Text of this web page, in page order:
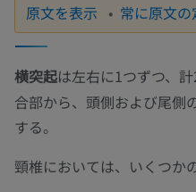
原文を表示 常に原文
横突起は左右に1つずつ、計
合部から、頭側および尾側
する。
頸椎においては、いくつか